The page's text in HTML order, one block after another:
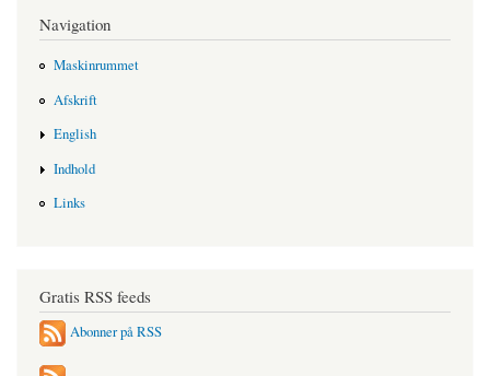
Navigation
Maskinrummet
Afskrift
English
Indhold
Links
Gratis RSS feeds
Abonner på RSS